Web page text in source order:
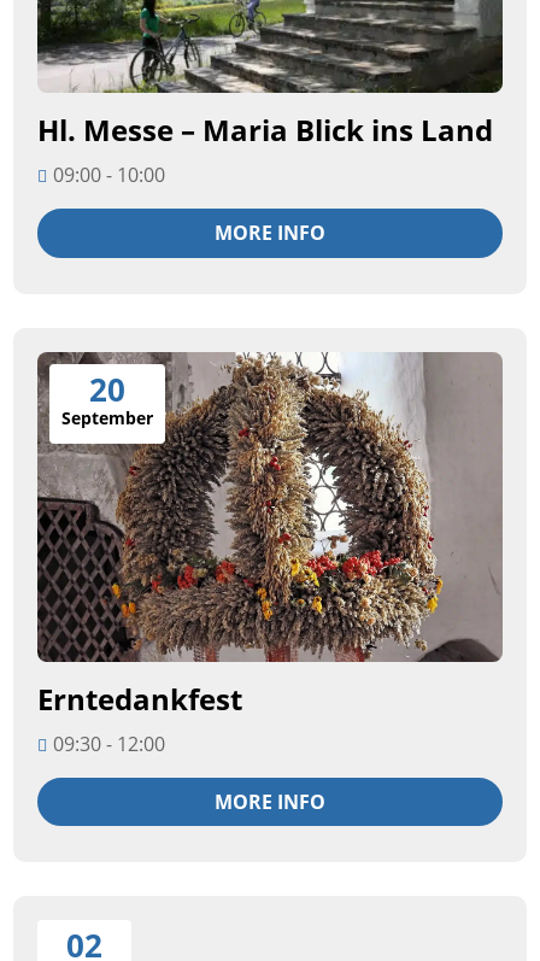
Hl. Messe – Maria Blick ins Land
09:00 - 10:00
MORE INFO
20
September
Erntedankfest
09:30 - 12:00
MORE INFO
02